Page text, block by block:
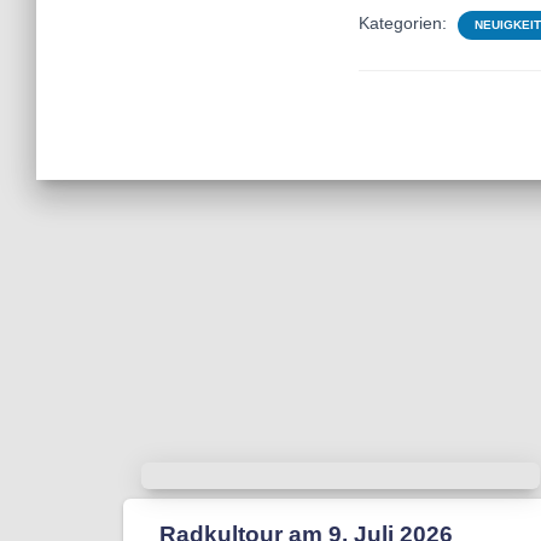
Kategorien:
Radkultour am 9. Juli 2026